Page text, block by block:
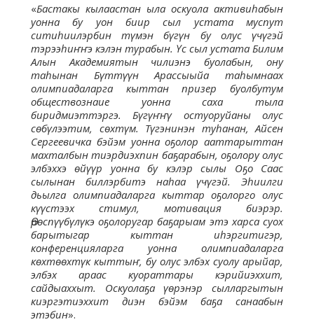
«Бастакы кылаастан ыла оскуола активиһабын
уонна бу уон биир сыл устата муспут
ситиһиилэрбин түмэн бүгүн бу олус үчүгэй
тэрээһиҥҥэ кэлэн турабын. Үс сыл устата Билим
Алын Академиятын чилиэнэ буолабын, ону
таһынан Бүттүүн Арассыыйа таһымнаах
олимпиадаларга кыттан призер буолбутум
обществознаие уонна саха тыла
биридмиэттэргэ. Бүгүҥҥү остуоруйаны олус
сөбүлээтим, сөхтүм. Түгэнинэн туһанан, Айсен
Сергеевичка бэйэм уонна оҕолор ааттарыттан
махталбын тиэрдиэхпин баҕарабын, оҕолору олус
элбэххэ өйүүр уонна бу кэлэр сылы Оҕо Саас
сылынан биллэрбитэ наһаа үчүгэй. Эһиилги
дьылга олимпиадаларга кыттар оҕолорго олус
күүстээх стимул, мотивация биэрэр.
Өрөспүүбүлүкэ оҕолоругар баҕарыам этэ харса суох
барытыгар кыттан иһэргитигэр,
конференцияларга уонна олимпиадаларга
көхтөөхтүк кыттыҥ, бу олус элбэх суолу арыйар,
элбэх араас куораттары кэрийиэххит,
сайдыаххыт. Оскуолаҕа үөрэнэр сылларгытын
киэргэтиэххит диэн бэйэм баҕа санаабын
этэбин».